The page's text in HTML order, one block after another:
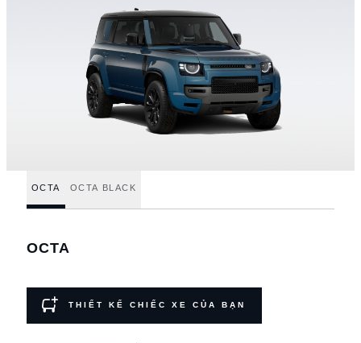
OCTA OCTA BLACK
OCTA
THIẾT KẾ CHIẾC XE CỦA BẠN